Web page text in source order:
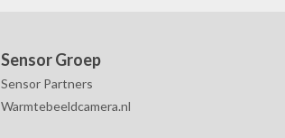
Sensor Groep
Sensor Partners
Warmtebeeldcamera.nl